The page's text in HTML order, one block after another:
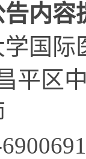
内
国际
平区